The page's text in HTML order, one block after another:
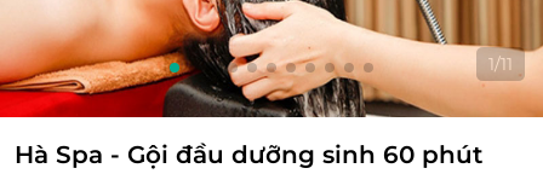
1/11
Hà Spa - Gội đầu dưỡng sinh 60 phút